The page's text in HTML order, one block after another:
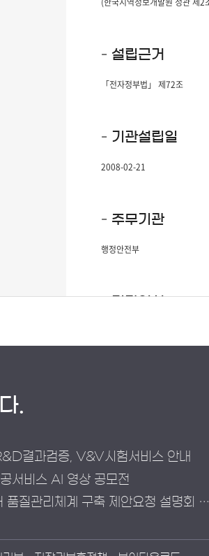
.
결과검증, V&V시험서비스 안내
서비스 AI 영상 공모전
재난 예경보 통합관리 및 데이터 품질관리체계 구축 제안요청 설명회 안내